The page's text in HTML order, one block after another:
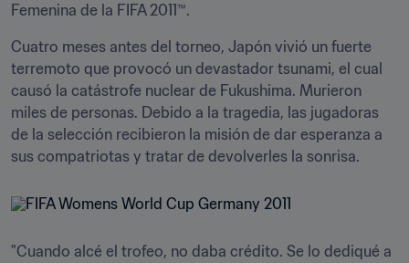
Femenina de la FIFA 2011™.
Cuatro meses antes del torneo, Japón vivió un fuerte
terremoto que provocó un devastador tsunami, el cual
causó la catástrofe nuclear de Fukushima. Murieron
miles de personas. Debido a la tragedia, las jugadoras
de la selección recibieron la misión de dar esperanza a
sus compatriotas y tratar de devolverles la sonrisa.
"Cuando alcé el trofeo, no daba crédito. Se lo dediqué a